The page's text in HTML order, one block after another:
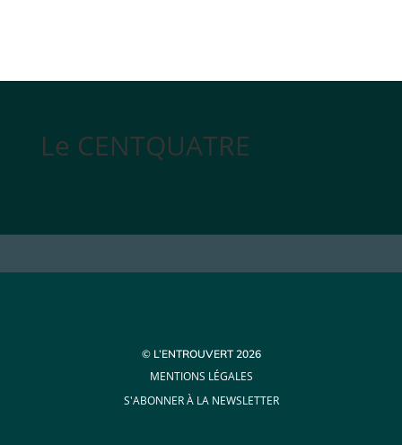
Le CENTQUATRE
© L’ENTROUVERT 2026
MENTIONS LÉGALES
S'ABONNER À LA NEWSLETTER